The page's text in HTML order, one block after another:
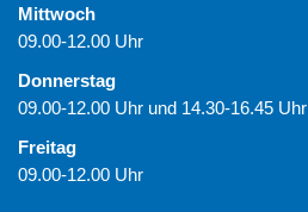
Mittwoch
09.00-12.00 Uhr
Donnerstag
09.00-12.00 Uhr und 14.30-16.45 Uhr
Freitag
09.00-12.00 Uhr